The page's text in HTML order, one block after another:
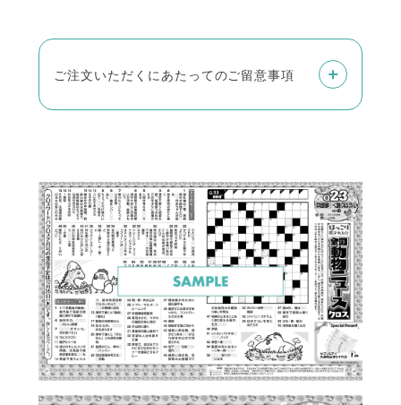
ご注文いただくにあたってのご留意事項
またお客様からのご入金確認に、最大で2週間
ほどお時間をいただく場合がございます。あ
らかじめご了承ください。
雑誌の単品購入は、佐川急便とゆうメールか
らお選びいただけます。
定期購読は原則ゆうメールのみで、佐川急便
はお選びいただけません。
■佐川急便
商品代金以外に別途送料がかかります。
お届け地域により送料が異なります。